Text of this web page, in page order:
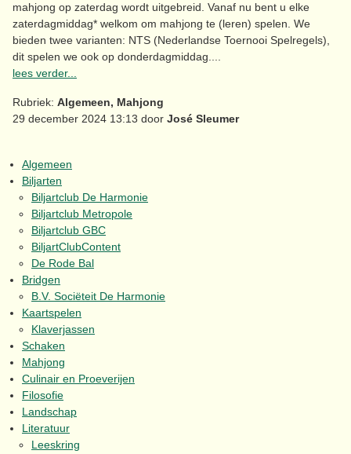
mahjong op zaterdag wordt uitgebreid. Vanaf nu bent u elke
zaterdagmiddag* welkom om mahjong te (leren) spelen. We
bieden twee varianten: NTS (Nederlandse Toernooi Spelregels),
dit spelen we ook op donderdagmiddag....
lees verder...
Rubriek: Algemeen, Mahjong
29 december 2024 13:13 door José Sleumer
Algemeen
Biljarten
Biljartclub De Harmonie
Biljartclub Metropole
Biljartclub GBC
BiljartClubContent
De Rode Bal
Bridgen
B.V. Sociëteit De Harmonie
Kaartspelen
Klaverjassen
Schaken
Mahjong
Culinair en Proeverijen
Filosofie
Landschap
Literatuur
Leeskring